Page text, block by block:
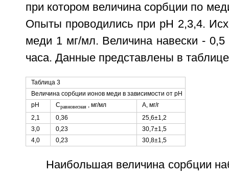
при котором величина сорбции по
Опыты проводились при рН 2,3,4.
меди 1 мг/мл. Величина навески -
часа. Данные представлены в
Таблица 3
Величина сорбции ионов меди в зависимости от pH
pH
Сравновесная, мг/мл
А, мг/г
2,1
0,36
25,6±1,2
3,0
0,23
30,7±1,5
4,0
0,23 30,8±1,5
Наибольшая величина сорбции